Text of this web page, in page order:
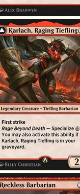
Karlach, tieffeline enragée
Barbare téméraire